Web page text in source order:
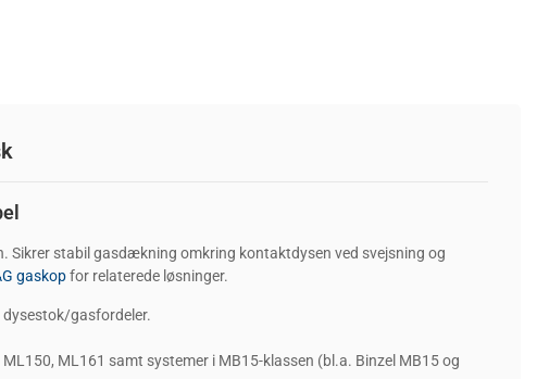
stabil gasdækning omkring kontaktdysen ved svejsning og
gaskopfor relaterede løsninger.
gasfordeler.
ML161 samt systemer i MB15-klassen (bl.a. Binzel MB15 og